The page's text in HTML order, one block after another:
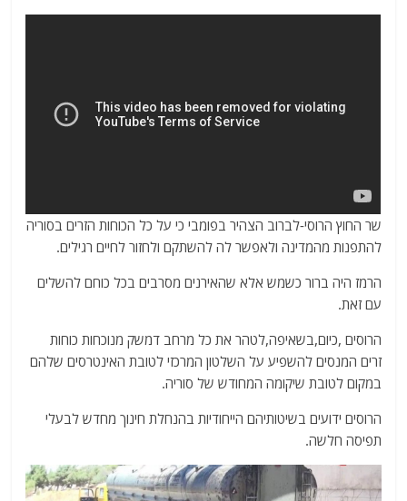
שר החוץ הרוסי-לברוב הצהיר בפומבי כי על כל הכוחות הזרים בסוריה
להתפנות מהמדינה ולאפשר לה להשתקם ולחזור לחיים רגילים.
הרמז היה ברור כשמש אלא שהאירנים מסרבים בכל כוחם להשלים
עם זאת.
הרוסים ,כיום,בשאיפה,לטהר את כל מרחב דמשק מנוכחות כוחות
זרים המנסים להשפיע על השלטון המרכזי לטובת האינטרסים שלהם
במקום לטובת שיקומה המחודש של סוריה.
הרוסים ידועים בשיטותיהם הייחודיות בהנחלת חינוך מחדש לבעלי
תפיסה חלשה.